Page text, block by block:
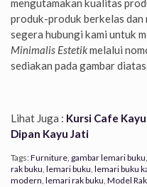
mengutamakan kualitas
produk-produk berkelas dan
segera hubungi kami untuk
Minimalis Estetikmelalui
sediakan pada gambar
Lihat Juga : Kursi Cafe
Dipan Kayu Jati
Tags:Furniture, gambar lemari buku,
rak buku, lemari buku, lemari buku
modern, lemari rak buku, Model